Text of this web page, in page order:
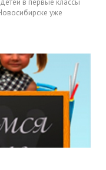
в первые классы
уже